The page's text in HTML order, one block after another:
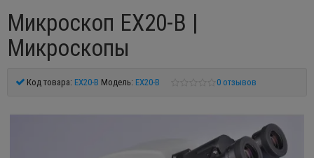
Микроскоп EX20-B |
Микроскопы
Код товара: EX20-B Модель: EX20-B 0 отзывов